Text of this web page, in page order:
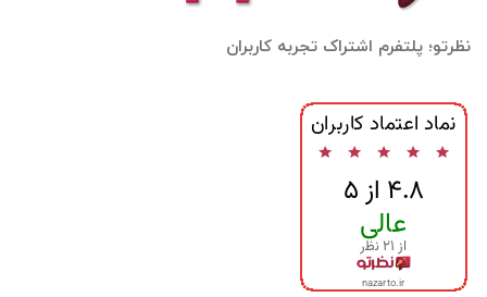
نظرتو؛ پلتفرم اشتراک تجربه کاربران